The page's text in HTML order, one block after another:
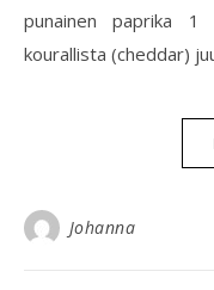
punainen paprika 1
kourallista (cheddar)
Johanna